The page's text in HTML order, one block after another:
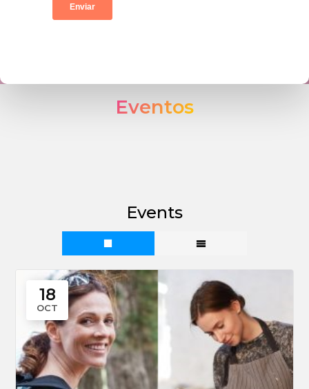
Eventos
Events
18
OCT